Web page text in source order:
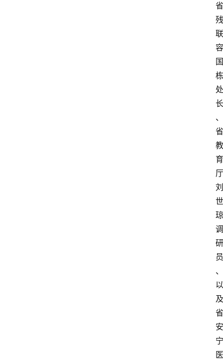
省
残
联
容
国
栋
处
长
、
省
教
育
厅
刘
世
琼
调
研
员
、
以
及
省
安
宁
医